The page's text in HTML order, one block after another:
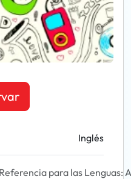
Inglés
para las Lenguas: